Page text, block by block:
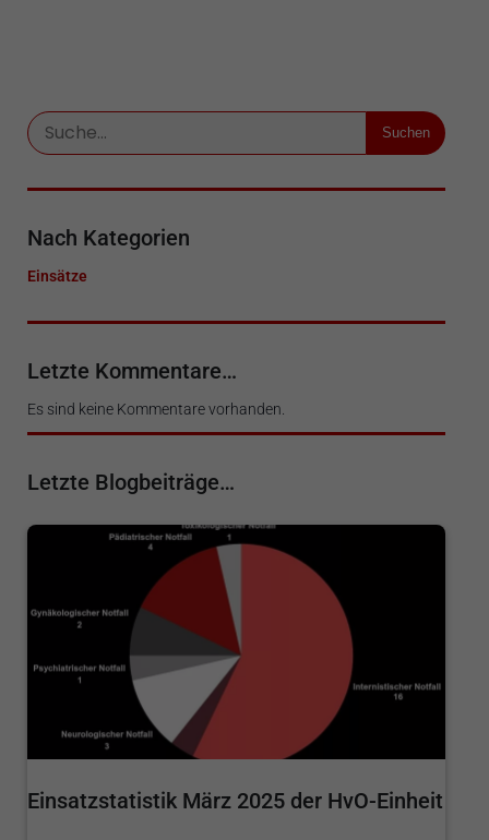
Suchen
Nach Kategorien
Einsätze
Letzte Kommentare…
Es sind keine Kommentare vorhanden.
Letzte Blogbeiträge…
Einsatzstatistik März 2025 der HvO-Einheit